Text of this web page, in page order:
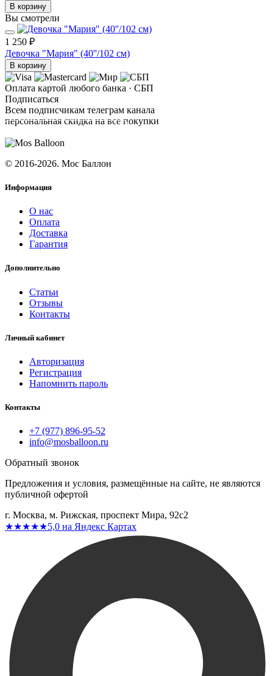
В корзину
Вы смотрели
1 250 ₽
Девочка "Мария" (40''/102 см)
В корзину
Оплата картой любого банка · СБП
Подписаться
Всем подписчикам телеграм канала
персональная скидка на все покупки
© 2016-2026. Мос Баллон
Информация
О нас
Оплата
Доставка
Гарантия
Дополнительно
Статьи
Отзывы
Контакты
Личный кабинет
Авторизация
Регистрация
Напомнить пароль
Контакты
+7 (977) 896-95-52
info@mosballoon.ru
Обратный звонок
Предложения и условия, размещённые на сайте, не являются
публичной офертой
г. Москва, м. Рижская, проспект Мира, 92с2
★★★★★5,0 на Яндекс Картах